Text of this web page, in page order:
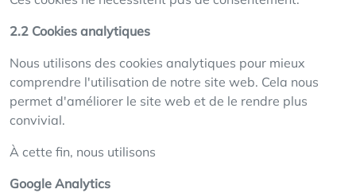
2.2 Cookies analytiques
Nous utilisons des cookies analytiques pour mieux
comprendre l'utilisation de notre site web. Cela nous
permet d'améliorer le site web et de le rendre plus
convivial.
À cette fin, nous utilisons
Google Analytics